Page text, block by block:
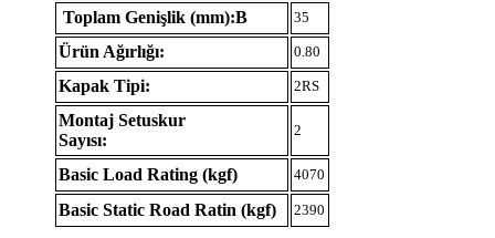
Toplam Genişlik (mm):B 35
Ürün Ağırlığı: 0.80
Kapak Tipi: 2RS
Montaj Setuskur
Sayısı:
2
Basic Load Rating (kgf) 4070
Basic Static Road Ratin (kgf) 2390